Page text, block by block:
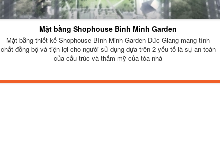
Mặt bằng Shophouse Bình Minh Garden
Mặt bằng thiết kế Shophouse Bình Minh Garden Đức Giang mang tính
chất đồng bộ và tiện lợi cho người sử dụng dựa trên 2 yếu tố là sự an toàn
của cấu trúc và thẩm mỹ của tòa nhà